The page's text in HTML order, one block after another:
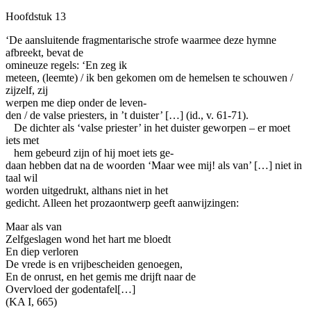
Hoofdstuk 13
‘De aansluitende fragmentarische strofe waarmee deze hymne
afbreekt, bevat de
omineuze regels: ‘En zeg ik
meteen, (leemte) / ik ben gekomen om de hemelsen te schouwen /
zijzelf, zij
werpen me diep onder de leven-
den / de valse priesters, in ’t duister’ […] (id., v. 61-71).
De dichter als ‘valse priester’ in het duister geworpen – er moet
iets met
hem gebeurd zijn of hij moet iets ge-
daan hebben dat na de woorden ‘Maar wee mij! als van’ […] niet in
taal wil
worden uitgedrukt, althans niet in het
gedicht. Alleen het prozaontwerp geeft aanwijzingen:
Maar als van
Zelfgeslagen wond het hart me bloedt
En diep verloren
De vrede is en vrijbescheiden genoegen,
En de onrust, en het gemis me drijft naar de
Overvloed der godentafel[…]
(KA I, 665)